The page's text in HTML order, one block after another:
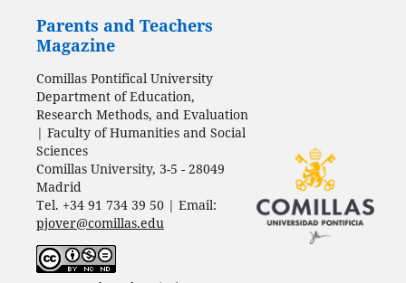
Parents and Teachers
Magazine
Comillas Pontifical University
Department of Education,
Research Methods, and Evaluation
| Faculty of Humanities and Social
Sciences
Comillas University, 3-5 - 28049
Madrid
Tel. +34 91 734 39 50 | Email:
pjover@comillas.edu